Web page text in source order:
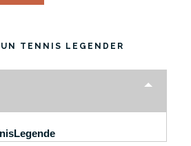
TENNIS LEGENDER